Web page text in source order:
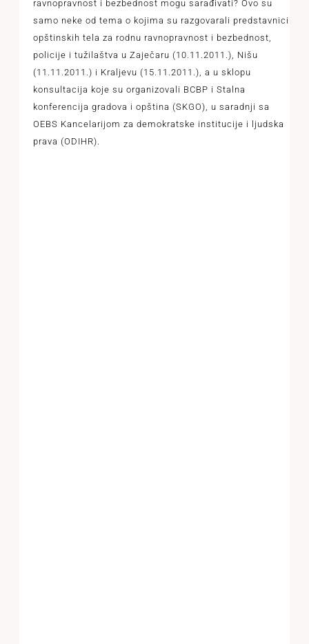
ravnopravnost i bezbednost mogu sarađivati? Ovo su
samo neke od tema o kojima su razgovarali predstavnici
opštinskih tela za rodnu ravnopravnost i bezbednost,
policije i tužilaštva u Zaječaru (10.11.2011.), Nišu
(11.11.2011.) i Kraljevu (15.11.2011.), a u sklopu
konsultacija koje su organizovali BCBP i Stalna
konferencija gradova i opština (SKGO), u saradnji sa
OEBS Kancelarijom za demokratske institucije i ljudska
prava (ODIHR).